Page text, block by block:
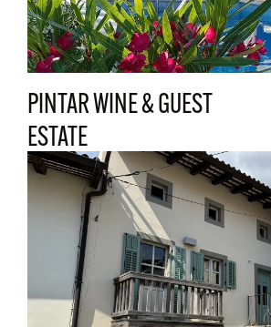
PINTAR WINE & GUEST
ESTATE